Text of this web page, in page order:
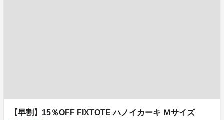
【早割】15％OFF FIXTOTE ハノイカーキ Ｍサイズ